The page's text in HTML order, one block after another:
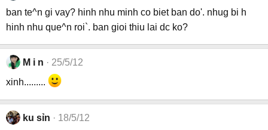
ban te^n gi vay? hinh nhu minh co biet ban do'. nhug bi h
hinh nhu que^n roi`. ban gioi thiu lai dc ko?
M i n
25/5/12
xinh.........
ku sỉn
18/5/12